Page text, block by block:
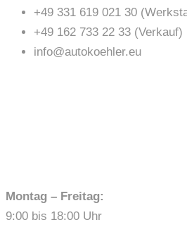
+49 331 619 021 30
+49 162 733 22 33 (Verkauf)
info@autokoehler.eu
Montag – Freitag:
9:00 bis 18:00 Uhr